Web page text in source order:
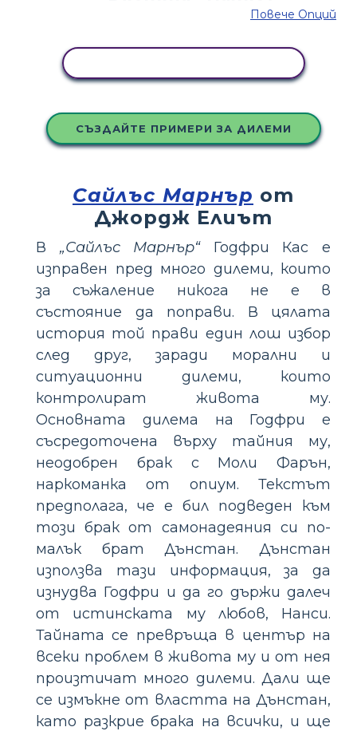
Повече Опций
СЪЗДАЙТЕ ПРИМЕРИ ЗА ДИЛЕМИ
Сайлъс Марнър от
Джордж Елиът
В „Сайлъс Марнър“Годфри Кас е
изправен пред много дилеми, които
за съжаление никога не е в
състояние да поправи. В цялата
история той прави един лош избор
след друг, заради морални и
ситуационни дилеми, които
контролират живота му.
Основната дилема на Годфри е
съсредоточена върху тайния му,
неодобрен брак с Моли Фарън,
наркоманка от опиум. Текстът
предполага, че е бил подведен към
този брак от самонадеяния си по-
малък брат Дънстан. Дънстан
използва тази информация, за да
изнудва Годфри и да го държи далеч
от истинската му любов, Нанси.
Тайната се превръща в център на
всеки проблем в живота му и от нея
произтичат много дилеми. Дали ще
се измъкне от властта на Дънстан,
като разкрие брака на всички, и ще